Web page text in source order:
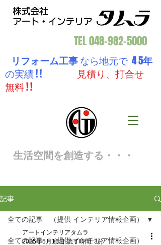
TEL048-982-5000
リフォーム工事なら地元で 4 5年
の実績 ! !
見積り、打合せ
無料 ! !
生活空間を創造する・・・
記事
全ての記事 （提供 インテリア情報企画）
全ての記事 （提供 インテリア情報企画）
アートインテリアタムラ
2025年5月16日 読了時間: 3分